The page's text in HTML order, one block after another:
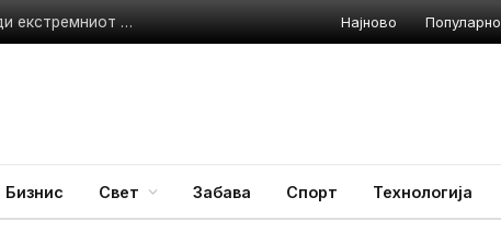
Италија воведува црвен аларм за сите 27 поголеми градови поради екстремниот топлотен бран Најново Популарно
Бизнис Свет Забава Спорт Технологија